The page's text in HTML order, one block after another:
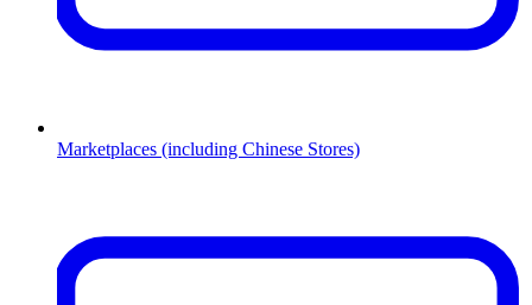
Marketplaces (including Chinese Stores)